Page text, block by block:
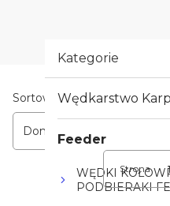
Kategorie
Wędkarstwo
Feeder
WĘDKI
PODBIERAKI
Lista produktów
Sortowanie:
Domyślne
Strona